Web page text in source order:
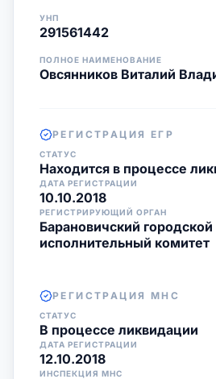
УНП
291561442
ПОЛНОЕ НАИМЕНОВАНИЕ
Овсянников Виталий
РЕГИСТРАЦИЯ ЕГР
СТАТУС
Находится в процессе
ДАТА РЕГИСТРАЦИИ
10.10.2018
РЕГИСТРИРУЮЩИЙ ОРГАН
Барановичский городской
исполнительный комитет
РЕГИСТРАЦИЯ МНС
СТАТУС
В процессе ликвидации
ДАТА РЕГИСТРАЦИИ
12.10.2018
ИНСПЕКЦИЯ МНС